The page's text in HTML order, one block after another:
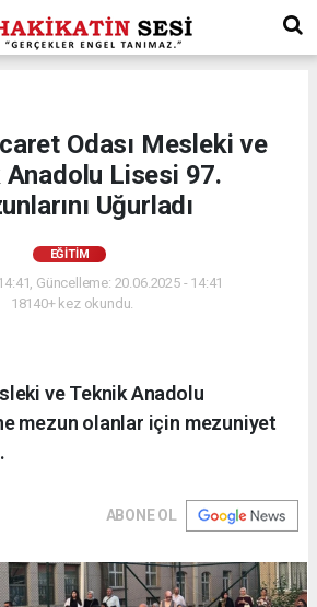
Odası Mesleki ve
Anadolu Lisesi 97.
Uğurladı
EĞİTİM
Güncelleme: 20.06.2025 - 14:41
18140+ kez okundu.
ve Teknik Anadolu
mezun olanlar için mezuniyet
ABONE OL